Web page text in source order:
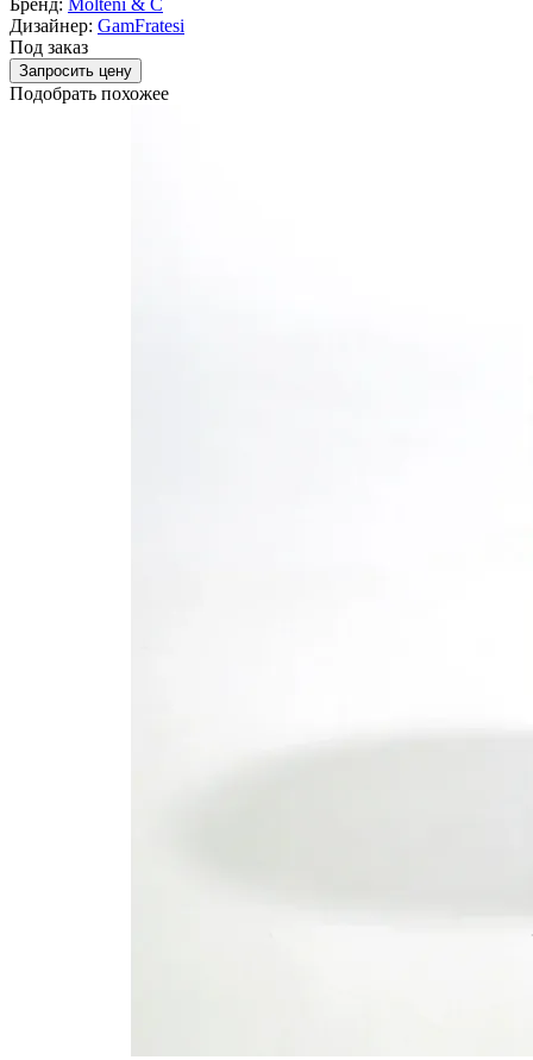
Бренд: Molteni & C
Дизайнер: GamFratesi
Под заказ
Запросить цену
Подобрать похожее